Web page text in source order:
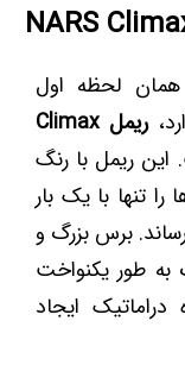
همان لحظه اول
ریمل Climax
این ریمل با رنگ
تنها با یک بار
برس بزرگ و
به طور یکنواخت
ایجاد